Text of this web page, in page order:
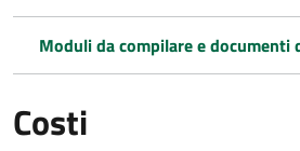
Moduli da compilare e documenti
Costi